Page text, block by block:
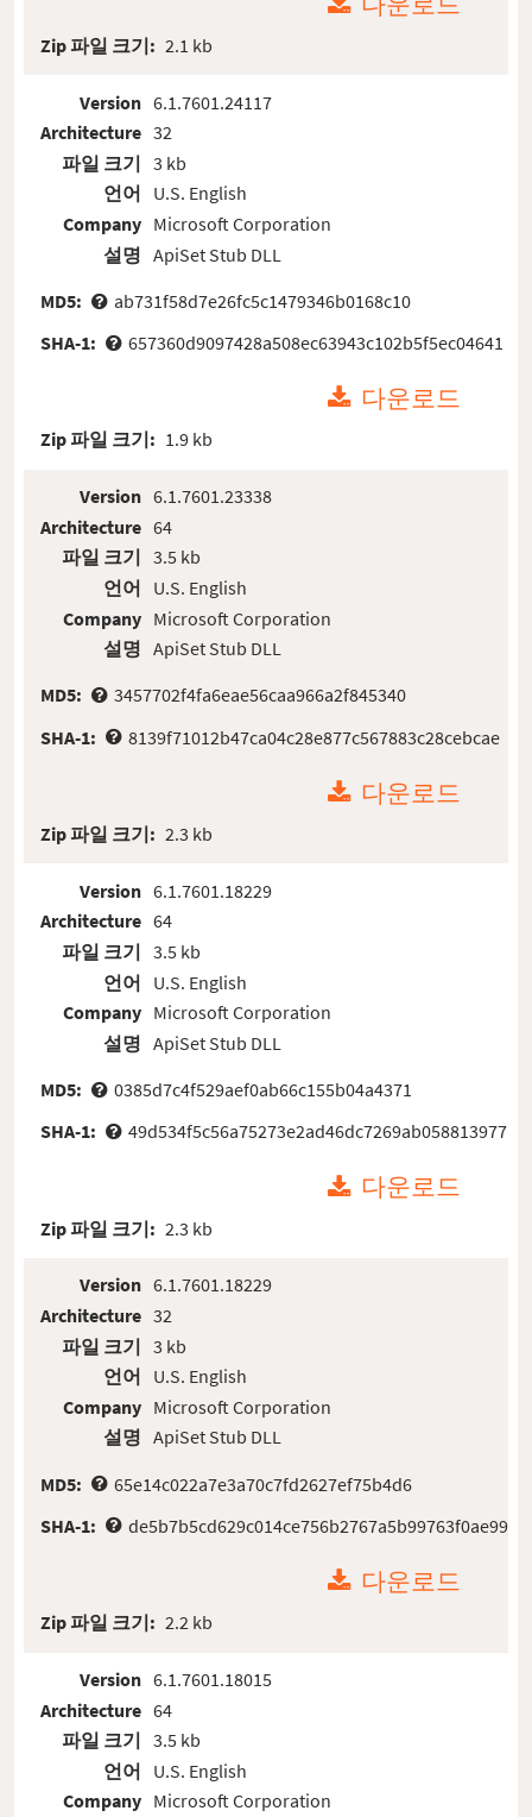
Zip 파일 크기: 2.1 kb
Version
Architecture
파일 크기
언어
Company
설명
6.1.7601.24117
32
3 kb
U.S. English
Microsoft Corporation
ApiSet Stub DLL
MD5:
ab731f58d7e26fc5c1479346b0168c10
SHA-1:
657360d9097428a508ec63943c102b5f5ec04641
다운로드
Zip 파일 크기: 1.9 kb
Version
Architecture
파일 크기
언어
Company
설명
6.1.7601.23338
64
3.5 kb
U.S. English
Microsoft Corporation
ApiSet Stub DLL
MD5:
3457702f4fa6eae56caa966a2f845340
SHA-1:
8139f71012b47ca04c28e877c567883c28cebcae
다운로드
Zip 파일 크기: 2.3 kb
Version
Architecture
파일 크기
언어
Company
설명
6.1.7601.18229
64
3.5 kb
U.S. English
Microsoft Corporation
ApiSet Stub DLL
MD5:
0385d7c4f529aef0ab66c155b04a4371
SHA-1:
49d534f5c56a75273e2ad46dc7269ab058813977
다운로드
Zip 파일 크기: 2.3 kb
Version
Architecture
파일 크기
언어
Company
설명
6.1.7601.18229
32
3 kb
U.S. English
Microsoft Corporation
ApiSet Stub DLL
MD5:
65e14c022a7e3a70c7fd2627ef75b4d6
SHA-1:
de5b7b5cd629c014ce756b2767a5b99763f0ae99
다운로드
Zip 파일 크기: 2.2 kb
Version
Architecture
파일 크기
언어
Company
6.1.7601.18015
64
3.5 kb
U.S. English
Microsoft Corporation